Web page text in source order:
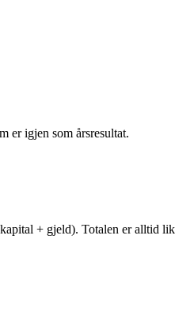
er igjen som årsresultat.
+ gjeld). Totalen er alltid